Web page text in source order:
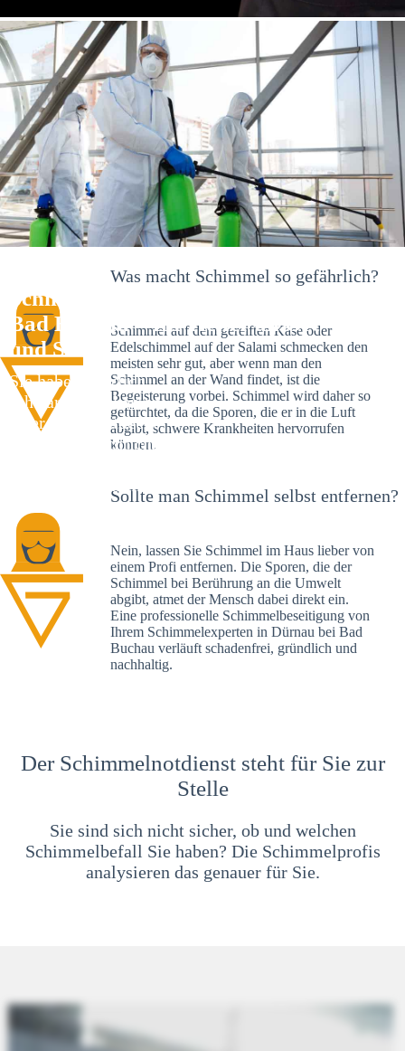
Schimmelexperte in Dürnau bei
Bad Buchau – Ihr Helfer an Ort
und Stelle
Sie haben kürzlich
schwarze Flecken an
Ihrer Wand entdeckt?
Schlechte Nachrichten:
Schimmelbefall in
Was macht Schimmel so gefährlich?
Schimmel auf dem gereiften Käse oder
Edelschimmel auf der Salami schmecken den
meisten sehr gut, aber wenn man den
Schimmel an der Wand findet, ist die
Begeisterung vorbei. Schimmel wird daher so
gefürchtet, da die Sporen, die er in die Luft
abgibt, schwere Krankheiten hervorrufen
können.
Sollte man Schimmel selbst entfernen?
Nein, lassen Sie Schimmel im Haus lieber von
einem Profi entfernen. Die Sporen, die der
Schimmel bei Berührung an die Umwelt
abgibt, atmet der Mensch dabei direkt ein.
Eine professionelle Schimmelbeseitigung von
Ihrem Schimmelexperten in Dürnau bei Bad
Buchau verläuft schadenfrei, gründlich und
nachhaltig.
Der Schimmelnotdienst steht für Sie zur
Stelle
Sie sind sich nicht sicher, ob und welchen
Schimmelbefall Sie haben? Die Schimmelprofis
analysieren das genauer für Sie.